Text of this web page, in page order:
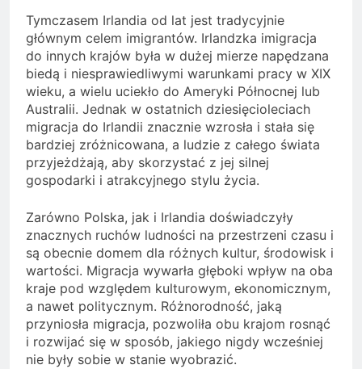
Tymczasem Irlandia od lat jest tradycyjnie
głównym celem imigrantów. Irlandzka imigracja
do innych krajów była w dużej mierze napędzana
biedą i niesprawiedliwymi warunkami pracy w XIX
wieku, a wielu uciekło do Ameryki Północnej lub
Australii. Jednak w ostatnich dziesięcioleciach
migracja do Irlandii znacznie wzrosła i stała się
bardziej zróżnicowana, a ludzie z całego świata
przyjeżdżają, aby skorzystać z jej silnej
gospodarki i atrakcyjnego stylu życia.
Zarówno Polska, jak i Irlandia doświadczyły
znacznych ruchów ludności na przestrzeni czasu i
są obecnie domem dla różnych kultur, środowisk i
wartości. Migracja wywarła głęboki wpływ na oba
kraje pod względem kulturowym, ekonomicznym,
a nawet politycznym. Różnorodność, jaką
przyniosła migracja, pozwoliła obu krajom rosnąć
i rozwijać się w sposób, jakiego nigdy wcześniej
nie były sobie w stanie wyobrazić.